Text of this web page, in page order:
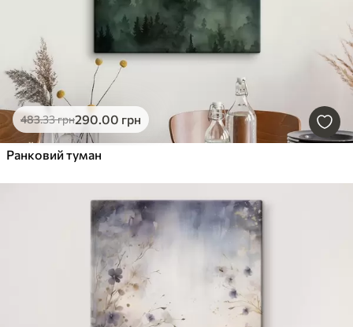
483.33грн290.00 грн
Ранковий туман